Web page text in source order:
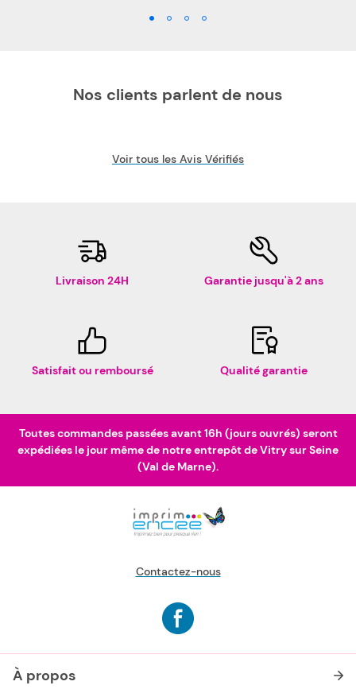
Nos clients parlent de nous
Voir tous les Avis Vérifiés
Livraison 24H Garantie jusqu'à 2 ans
Satisfait ou remboursé Qualité garantie
Toutes commandes passées avant 16h (jours ouvrés) seront
expédiées le jour même de notre entrepôt de Vitry sur Seine
(Val de Marne).
Contactez-nous
À propos